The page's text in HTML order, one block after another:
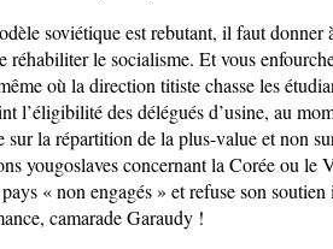
soviétique est rebutant, il faut donner
réhabiliter le socialisme. Et vous
où la direction titiste chasse les
l’éligibilité des délégués d’usine, au
sur la répartition de la plus-value et non
yougoslaves concernant la Corée ou
« non engagés » et refuse son
camarade Garaudy !